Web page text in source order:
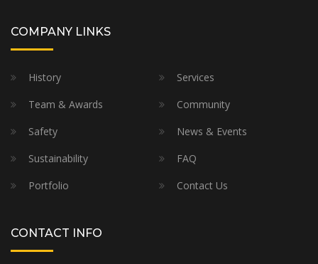
COMPANY LINKS
History
Services
Team & Awards
Community
Safety
News & Events
Sustainability
FAQ
Portfolio
Contact Us
CONTACT INFO